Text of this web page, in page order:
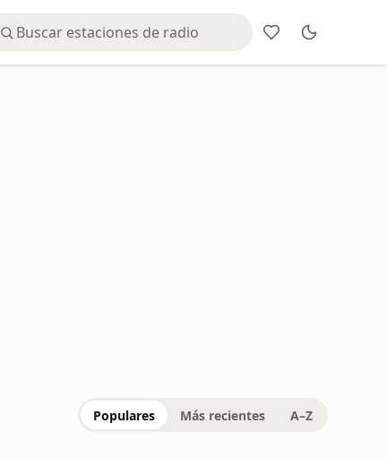
Populares Más recientes A–Z